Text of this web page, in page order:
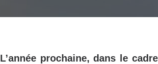
L’année prochaine, dans le